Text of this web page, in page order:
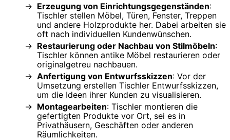
Erzeugung von Einrichtungsgegenständen:
Tischler stellen Möbel, Türen, Fenster, Treppen
und andere Holzprodukte her. Dabei arbeiten sie
oft nach individuellen Kundenwünschen.
Restaurierung oder Nachbau von Stilmöbeln:
Tischler können antike Möbel restaurieren oder
originalgetreu nachbauen.
Anfertigung von Entwurfsskizzen: Vor der
Umsetzung erstellen Tischler Entwurfsskizzen,
um die Ideen ihrer Kunden zu visualisieren.
Montagearbeiten: Tischler montieren die
gefertigten Produkte vor Ort, sei es in
Privathäusern, Geschäften oder anderen
Räumlichkeiten.